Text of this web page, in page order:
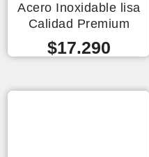
Acero Inoxidable lisa
Calidad Premium
$17.290